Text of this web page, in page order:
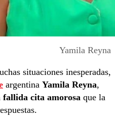
Yamila Reyna
situaciones inesperadas,
argentina Yamila Reyna,
fallida cita amorosa que la